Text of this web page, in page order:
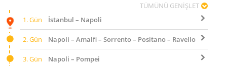
TÜMÜNÜ GENİŞLET
1. Gün
İstanbul – Napoli
2. Gün Napoli – Amalfi – Sorrento – Positano – Ravello
3. Gün Napoli – Pompei